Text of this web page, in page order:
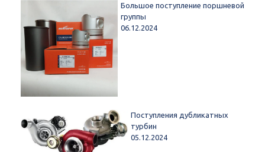
Большое поступление поршневой
группы
06.12.2024
Поступления дубликатных
турбин
05.12.2024